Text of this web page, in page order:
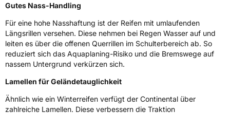
M+S Ja
FelgenschutzFR,ML
Empfohlen für MercedesMO
EU Label
Gutes Nass-Handling
Für eine hohe Nasshaftung ist der Reifen mit umlaufenden
Längsrillen versehen. Diese nehmen bei Regen Wasser auf und
leiten es über die offenen Querrillen im Schulterbereich ab. So
reduziert sich das Aquaplaning-Risiko und die Bremswege auf
nassem Untergrund verkürzen sich.
Lamellen für Geländetauglichkeit
Ähnlich wie ein Winterreifen verfügt der Continental über
zahlreiche Lamellen. Diese verbessern die Traktion